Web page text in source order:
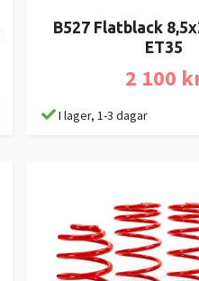
B527 Flatblack
ET35
2 100
I lager, 1-3 dagar